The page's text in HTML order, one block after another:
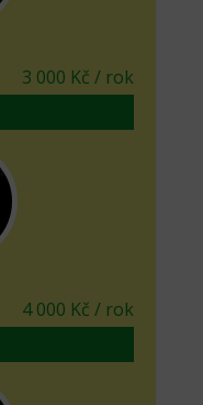
3 000 Kč / rok
4 000 Kč / rok